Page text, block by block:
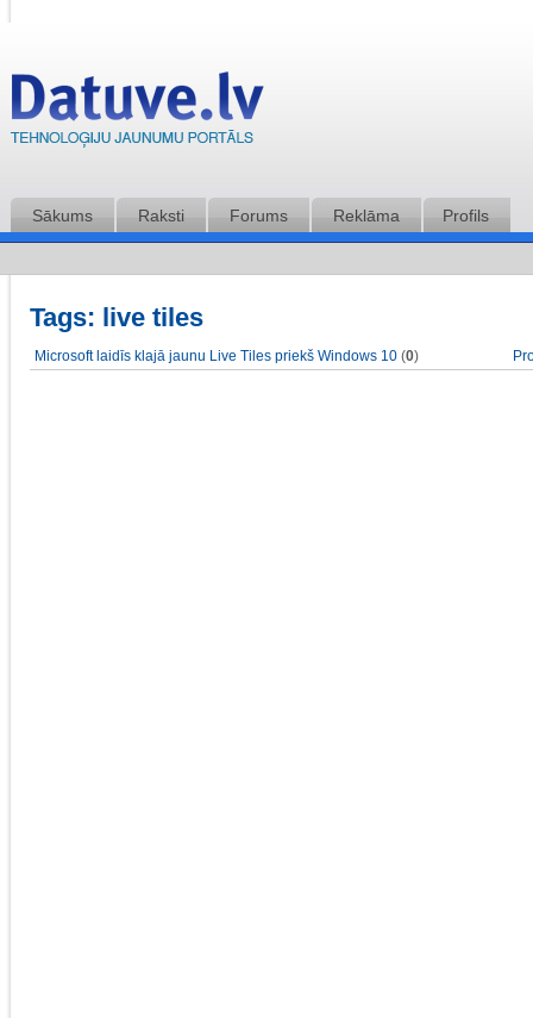
Sākums Raksti Forums Reklāma Profils
Tags: live tiles
Microsoft laidīs klajā jaunu Live Tiles priekš Windows 10 (0)